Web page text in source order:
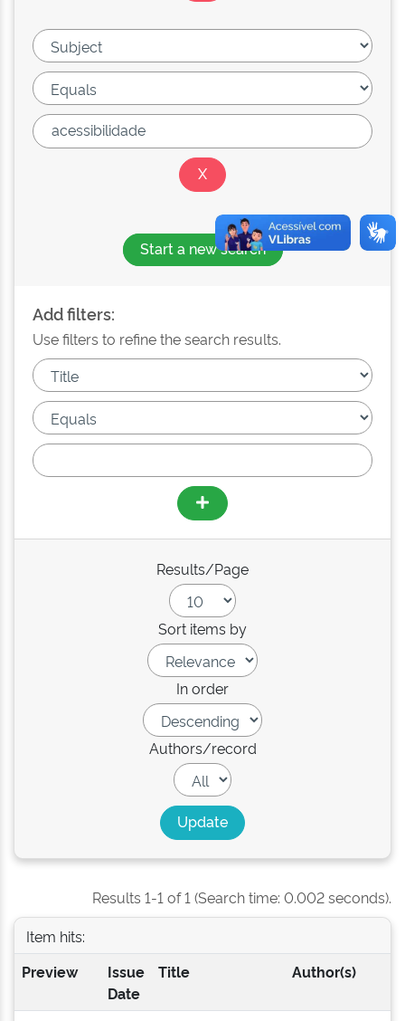
Start a new search
Add filters:
Use filters to refine the search results.
Results/Page
Sort items by
In order
Authors/record
Results 1-1 of 1 (Search time: 0.002 seconds).
Item hits:
Preview
Issue
Date
Title Author(s)